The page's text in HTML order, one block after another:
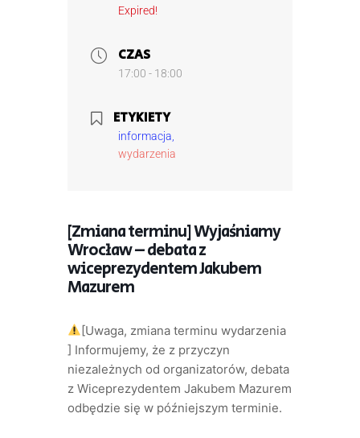
Expired!
CZAS
17:00 - 18:00
ETYKIETY
informacja,
wydarzenia
[Zmiana terminu] Wyjaśniamy
Wrocław – debata z
wiceprezydentem Jakubem
Mazurem
[Uwaga, zmiana terminu wydarzenia
] Informujemy, że z przyczyn
niezależnych od organizatorów, debata
z Wiceprezydentem Jakubem Mazurem
odbędzie się w późniejszym terminie.